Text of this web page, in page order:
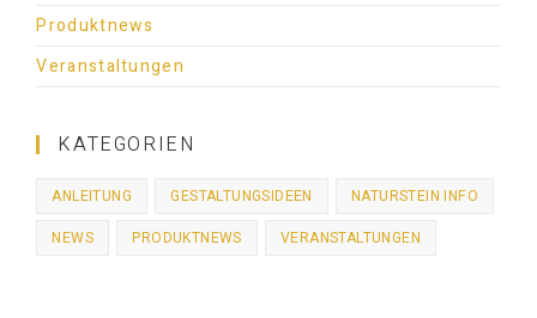
Produktnews
Veranstaltungen
KATEGORIEN
ANLEITUNG GESTALTUNGSIDEEN
NATURSTEIN INFO
NEWS
PRODUKTNEWS VERANSTALTUNGEN